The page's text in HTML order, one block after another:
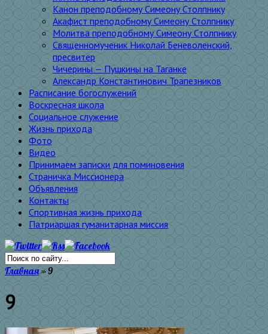
Канон преподобному Симеону Столпнику
Акафист преподобному Симеону Столпнику
Молитва преподобному Симеону Столпнику
Священномученик Николай Беневоленский,
пресвитер
Чичерины — Пушкины на Таганке
Александр Константинович Трапезников
Расписание богослужений
Воскресная школа
Социальное служение
Жизнь прихода
Фото
Видео
Принимаем записки для поминовения
Страничка Миссионера
Объявления
Контакты
Спортивная жизнь прихода
Патриаршая гуманитарная миссия
Главная» 9
9